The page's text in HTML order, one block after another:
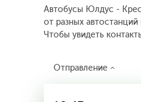
Автобусы Юлдус -
от разных
Чтобы увидеть
Отправление